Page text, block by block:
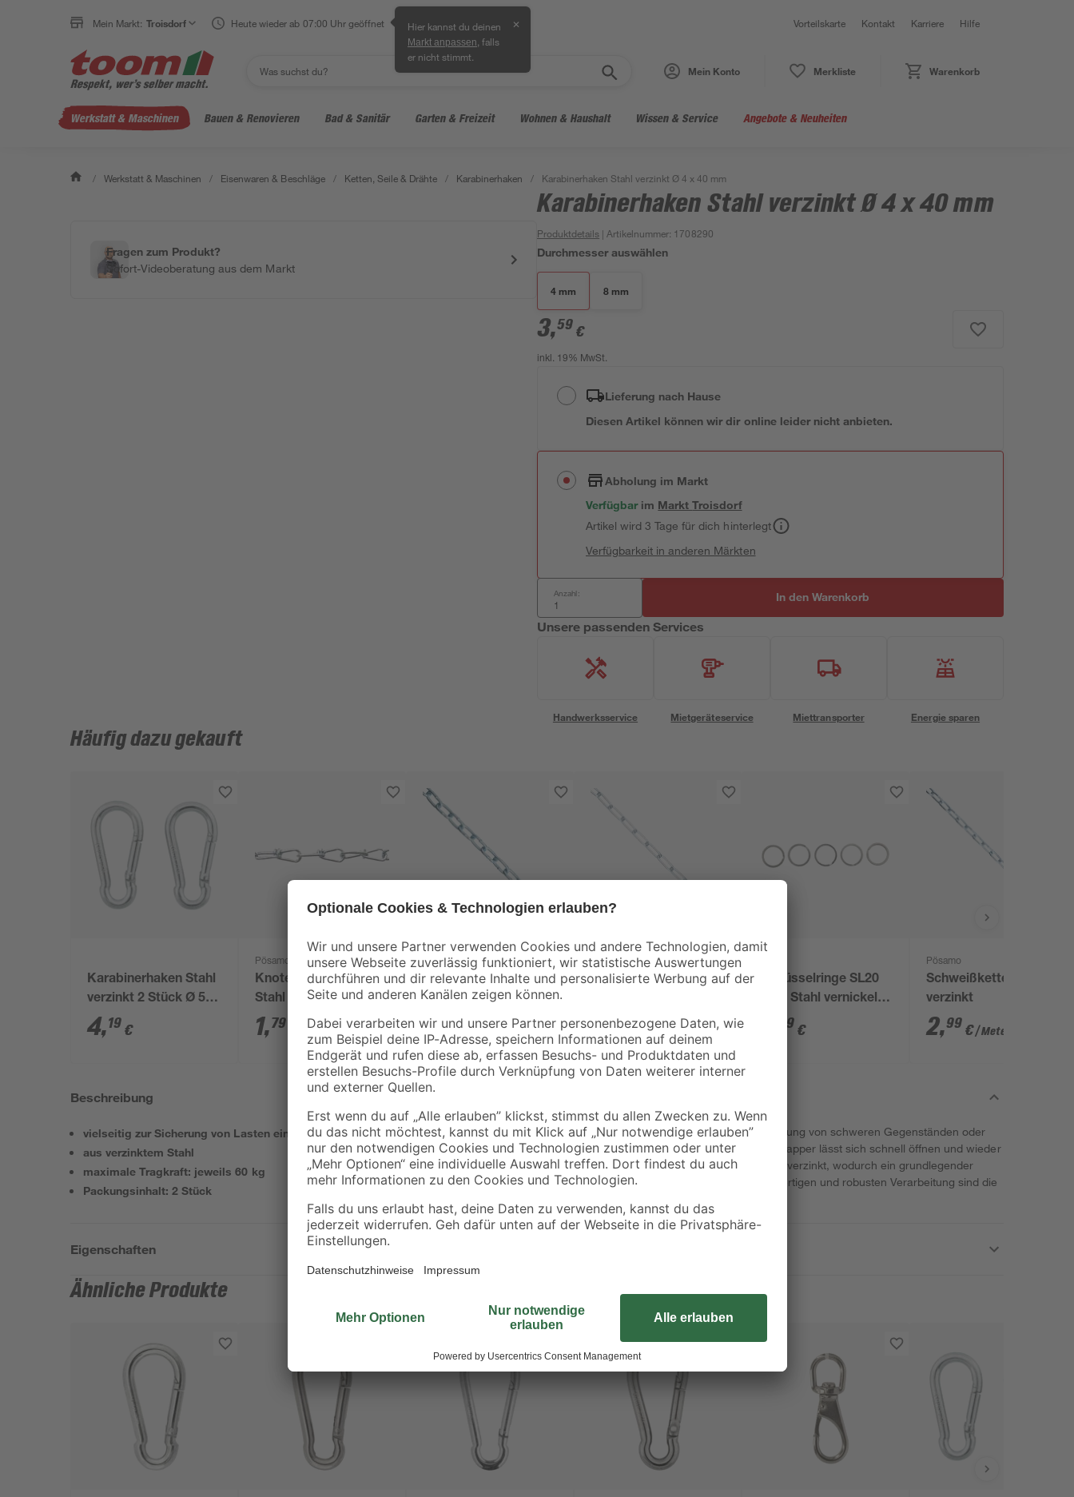
Mein Markt: Troisdorf Heute wieder ab 07:00 Uhr geöffnet Hier kannst du deinen
Markt anpassen , falls
er nicht stimmt.
✕ Vorteilskarte Kontakt Karriere Hilfe
Mein Konto Merkliste Warenkorb
Werkstatt & Maschinen Bauen & Renovieren Bad & Sanitär Garten & Freizeit Wohnen & Haushalt Wissen & Service Angebote & Neuheiten
/ Werkstatt & Maschinen / Eisenwaren & Beschläge / Ketten, Seile & Drähte / Karabinerhaken / Karabinerhaken Stahl verzinkt Ø 4 x 40 mm
Fragen zum Produkt?
Sofort-Videoberatung aus dem Markt
Karabinerhaken Stahl verzinkt Ø 4 x 40 mm
Produktdetails | Artikelnummer: 1708290
Durchmesser auswählen
4 mm 8 mm
3,59 €
inkl. 19% MwSt.
Lieferung nach Hause
Diesen Artikel können wir dir online leider nicht anbieten.
Abholung im Markt
Verfügbar im MarktTroisdorf
Artikel wird 3 Tage für dich hinterlegt
Verfügbarkeit in anderen Märkten
Anzahl: In den Warenkorb
Unsere passenden Services
Handwerksservice Mietgeräteservice Miettransporter Energie sparen
Häufig dazu gekauft
Karabinerhaken Stahl
verzinkt 2 Stück Ø 5 x
50 mm
4,19 €
Pösamo
Knotenkette Ø 1,6mm
Stahl verzinkt
1,79 / Meter
Pösamo
Schweisskette A3
Stahl verzinkt
3,19€ / Meter
Pösamo
Schweisskette C3
2,79€/ Meter
Schlüsselringe SL20
flach Stahl vernickelt
5 Stück
49 €
Pösamo
Schweißkette Ø 2mm
verzinkt
2,99 €/ Meter
Beschreibung
vielseitig zur Sicherung von Lasten einsetzbar
aus verzinktem Stahl
maximale Tragkraft: jeweils 60 kg
Packungsinhalt: 2 Stück
Die Karabinerhaken dienen zur schnellen Sicherung von schweren Gegenständen oder
Lasten in verschiendenen Situationen. Der Schnapper lässt sich schnell öffnen und wieder
schließen. Die Oberfläche der Stahlkarabiner ist verzinkt, wodurch ein grundlegender
Korrosionsschutz gegeben ist. Dank der hochwertigen und robusten Verarbeitung sind die
Eigenschaften
Ähnliche Produkte